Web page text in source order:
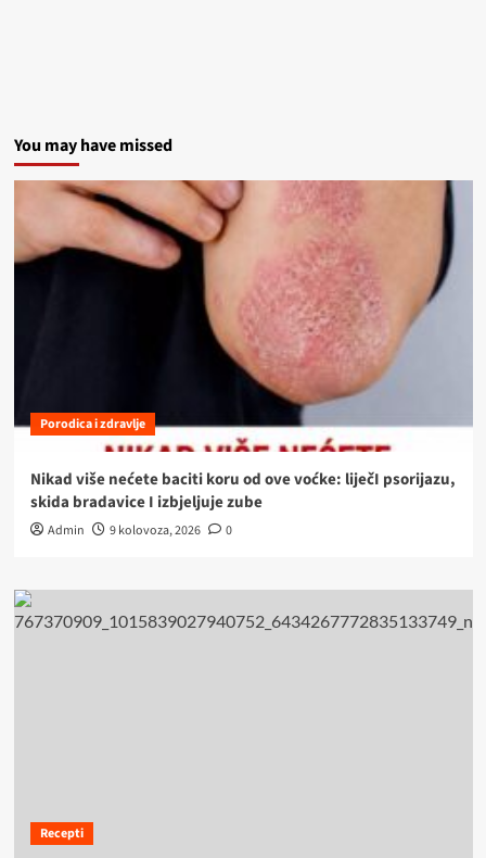
You may have missed
Porodica i zdravlje
Nikad više nećete baciti koru od ove voćke: liječI psorijazu,
skida bradavice I izbjeljuje zube
Admin 9 kolovoza, 2026 0
Recepti